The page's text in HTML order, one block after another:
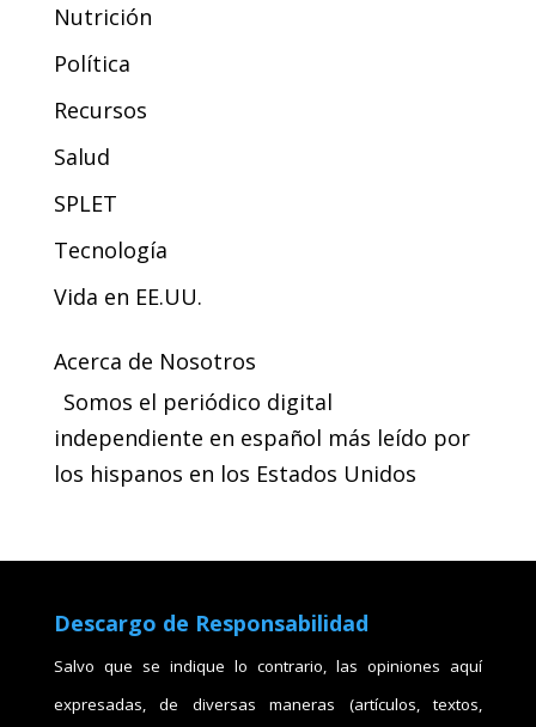
Nutrición
Política
Recursos
Salud
SPLET
Tecnología
Vida en EE.UU.
Acerca de Nosotros
Somos el periódico digital
independiente en español más leído por
los hispanos en los Estados Unidos
Descargo de Responsabilidad
Salvo que se indique lo contrario, las opiniones aquí
expresadas, de diversas maneras (artículos, textos,